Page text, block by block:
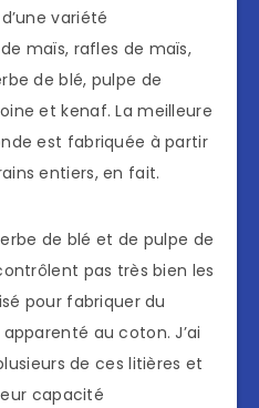
variété
maïs, rafles de maïs,
de blé, pulpe de
et kenaf. La meilleure
est fabriquée à partir
entiers, en fait.
de blé et de pulpe de
pas très bien les
pour fabriquer du
au coton. J’ai
de ces litières et
capacité